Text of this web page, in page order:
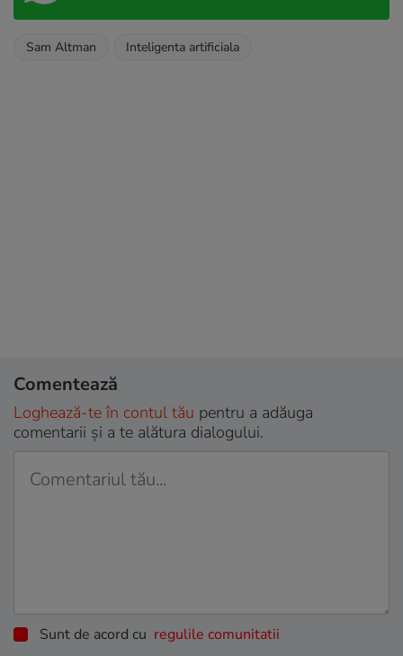
Sam Altman Inteligenta artificiala
Comentează
Loghează-te în contul tău pentru a adăuga
comentarii și a te alătura dialogului.
Sunt de acord cu regulile comunitatii